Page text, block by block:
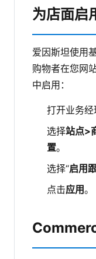
为店面启
爱因斯坦使用
购物者在您网
中启用：
打开业务经
选择站点>
置。
选择“启用
点击应用。